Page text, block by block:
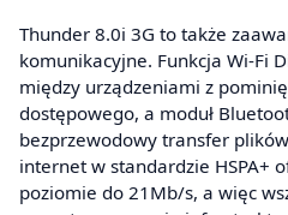
Thunder 8.0i 3G to także
komunikacyjne. Funkcja Wi-Fi
między urządzeniami z
dostępowego, a moduł
bezprzewodowy transfer
internet w standardzie HSPA+
poziomie do 21Mb/s, a więc